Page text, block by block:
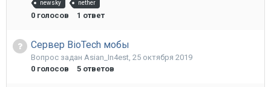
newsky nether
0 голосов 1 ответ
Сервер BioTech мобы
Вопрос задан Asian_In4est 25 октября 2019
0 голосов 5 ответов